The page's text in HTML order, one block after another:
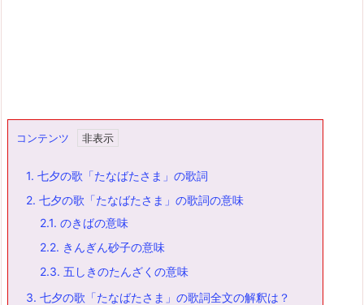
コンテンツ
1. 七夕の歌「たなばたさま」の歌詞
2. 七夕の歌「たなばたさま」の歌詞の意味
2.1. のきばの意味
2.2. きんぎん砂子の意味
2.3. 五しきのたんざくの意味
3. 七夕の歌「たなばたさま」の歌詞全文の解釈は？